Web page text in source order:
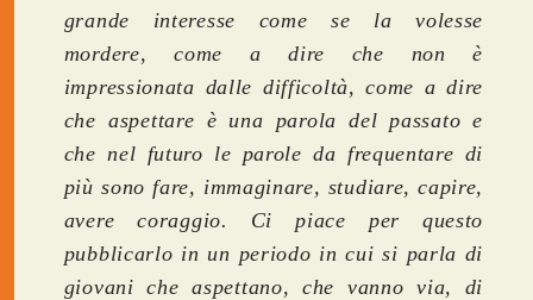
grande interesse come se la volesse
mordere, come a dire che non è
impressionata dalle difficoltà, come a dire
che aspettare è una parola del passato e
che nel futuro le parole da frequentare di
più sono fare, immaginare, studiare, capire,
avere coraggio. Ci piace per questo
pubblicarlo in un periodo in cui si parla di
giovani che aspettano, che vanno via, di